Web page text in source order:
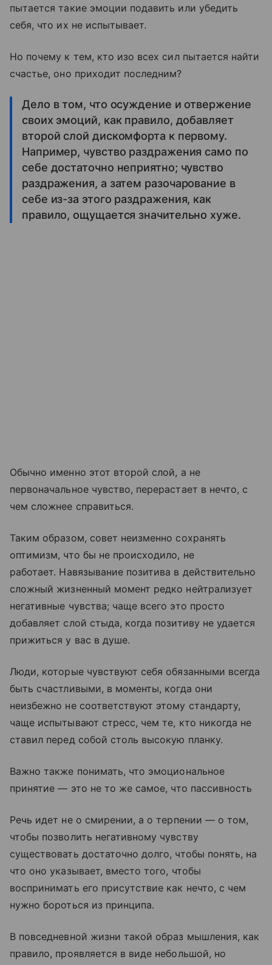
пытается такие эмоции подавить или убедить
себя, что их не испытывает.
Но почему к тем, кто изо всех сил пытается найти
счастье, оно приходит последним?
Дело в том, что осуждение и отвержение
своих эмоций, как правило, добавляет
второй слой дискомфорта к первому.
Например, чувство раздражения само по
себе достаточно неприятно; чувство
раздражения, а затем разочарование в
себе из-за этого раздражения, как
правило, ощущается значительно хуже.
Обычно именно этот второй слой, а не
первоначальное чувство, перерастает в нечто, с
чем сложнее справиться.
Таким образом, совет неизменно сохранять
оптимизм, что бы не происходило, не
работает. Навязывание позитива в действительно
сложный жизненный момент редко нейтрализует
негативные чувства; чаще всего это просто
добавляет слой стыда, когда позитиву не удается
прижиться у вас в душе.
Люди, которые чувствуют себя обязанными всегда
быть счастливыми, в моменты, когда они
неизбежно не соответствуют этому стандарту,
чаще испытывают стресс, чем те, кто никогда не
ставил перед собой столь высокую планку.
Важно также понимать, что эмоциональное
принятие — это не то же самое, что пассивность
Речь идет не о смирении, а о терпении — о том,
чтобы позволить негативному чувству
существовать достаточно долго, чтобы понять, на
что оно указывает, вместо того, чтобы
воспринимать его присутствие как нечто, с чем
нужно бороться из принципа.
В повседневной жизни такой образ мышления, как
правило, проявляется в виде небольшой, но